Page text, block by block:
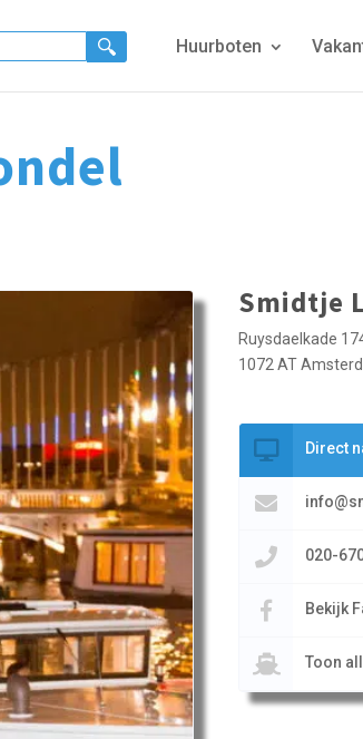
Huurboten
Smidtje
Ruysdaelkade
1072 AT
Direct
020-
Bekijk
Toon